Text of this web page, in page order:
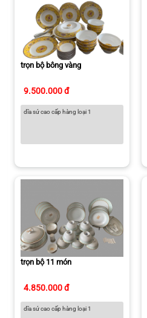
trọn bộ bông vàng
9.500.000 đ
dĩa sứ cao cấp hàng loại 1
trọn bộ 11 món
4.850.000 đ
dĩa sứ cao cấp hàng loại 1